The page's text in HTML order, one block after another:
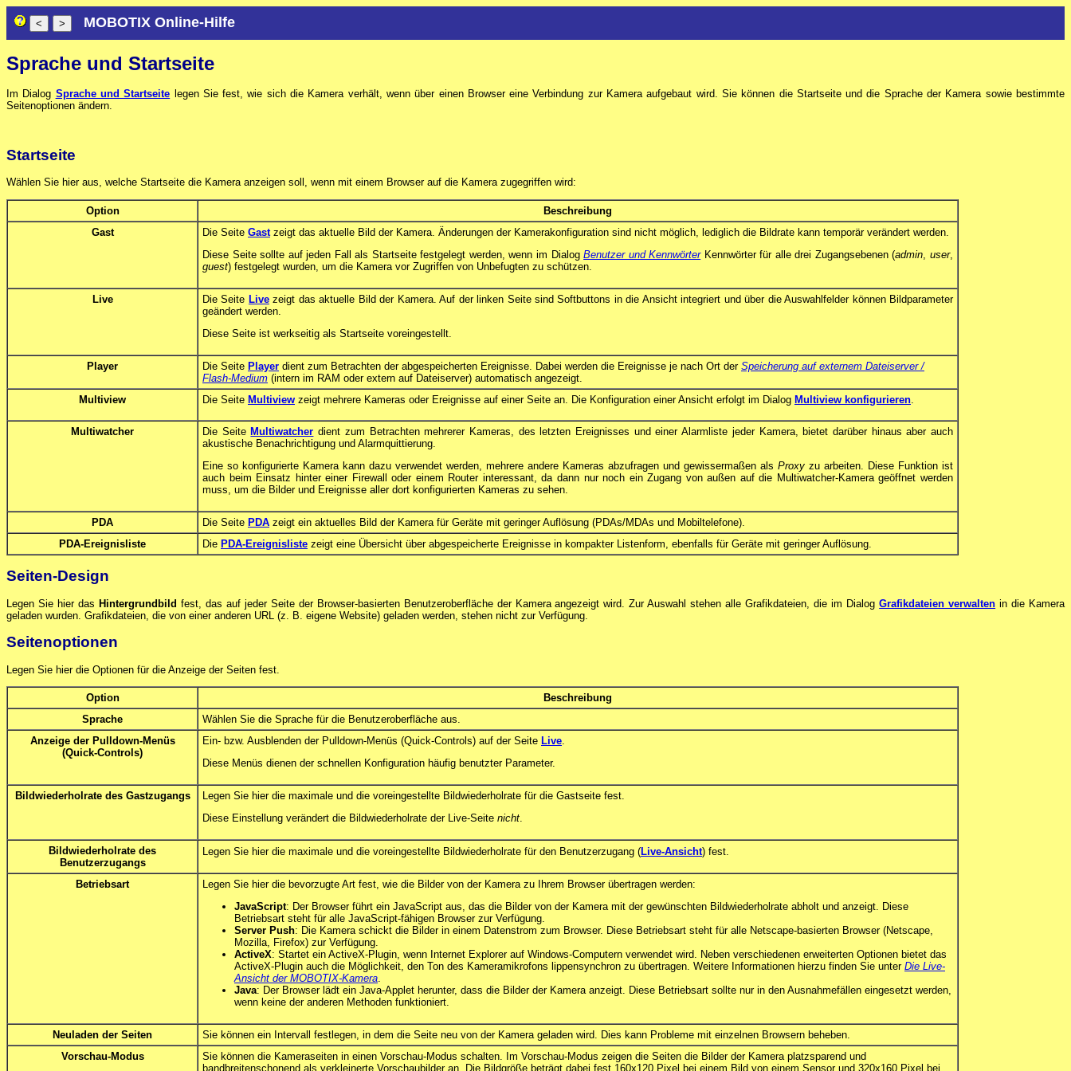
MOBOTIX Online-Hilfe
Sprache und Startseite
Im Dialog Sprache und Startseite legen Sie fest, wie sich die Kamera verhält, wenn über einen Browser eine Verbindung zur Kamera aufgebaut wird. Sie können die Startseite und die Sprache der Kamera sowie bestimmte
Seitenoptionen ändern.
Startseite
Wählen Sie hier aus, welche Startseite die Kamera anzeigen soll, wenn mit einem Browser auf die Kamera zugegriffen wird:
Option
Beschreibung
Gast
Die Seite Gastzeigt das aktuelle Bild der Kamera. Änderungen der Kamerakonfiguration sind nicht möglich, lediglich die Bildrate kann temporär verändert werden.
Diese Seite sollte auf jeden Fall als Startseite festgelegt werden, wenn im DialogBenutzer und KennwörterKennwörter für alle drei Zugangsebenen (admin,user,
guest) festgelegt wurden, um die Kamera vor Zugriffen von Unbefugten zu schützen.
Live Die Seite Livezeigt das aktuelle Bild der Kamera. Auf der linken Seite sind Softbuttons in die Ansicht integriert und über die Auswahlfelder können Bildparameter
geändert werden.
Diese Seite ist werkseitig als Startseite voreingestellt.
Player Die Seite Player dient zum Betrachten der abgespeicherten Ereignisse. Dabei werden die Ereignisse je nach Ort der Speicherung auf externem Dateiserver /
Flash-Medium (intern im RAM oder extern auf Dateiserver) automatisch angezeigt.
Multiview
Die Seite Multiview zeigt mehrere Kameras oder Ereignisse auf einer Seite an. Die Konfiguration einer Ansicht erfolgt im Dialog Multiview konfigurieren
Multiwatcher Die Seite Multiwatcher dient zum Betrachten mehrerer Kameras, des letzten Ereignisses und einer Alarmliste jeder Kamera, bietet darüber hinaus aber auch
akustische Benachrichtigung und Alarmquittierung.
Eine so konfigurierte Kamera kann dazu verwendet werden, mehrere andere Kameras abzufragen und gewissermaßen als Proxy zu arbeiten. Diese Funktion ist
auch beim Einsatz hinter einer Firewall oder einem Router interessant, da dann nur noch ein Zugang von außen auf die Multiwatcher-Kamera geöffnet werden
muss, um die Bilder und Ereignisse aller dort konfigurierten Kameras zu sehen.
PDA Die Seite PDA zeigt ein aktuelles Bild der Kamera für Geräte mit geringer Auflösung (PDAs/MDAs und Mobiltelefone).
PDA-Ereignisliste
Die PDA-Ereignisliste zeigt eine Übersicht über abgespeicherte Ereignisse in kompakter Listenform, ebenfalls für Geräte mit geringer Auflösung.
Seiten-Design
Legen Sie hier das Hintergrundbild fest, das auf jeder Seite der Browser-basierten Benutzeroberfläche der Kamera angezeigt wird. Zur Auswahl stehen alle Grafikdateien, die im DialogGrafikdateien verwalten in die Kamera
geladen wurden. Grafikdateien, die von einer anderen URL (z. B. eigene Website) geladen werden, stehen nicht zur Verfügung.
Seitenoptionen
Legen Sie hier die Optionen für die Anzeige der Seiten fest.
Option
Beschreibung
Sprache
Wählen Sie die Sprache für die Benutzeroberfläche aus.
Anzeige der Pulldown-Menüs
(Quick-Controls)
Ein- bzw. Ausblenden der Pulldown-Menüs (Quick-Controls) auf der Seite Live.
Diese Menüs dienen der schnellen Konfiguration häufig benutzter Parameter.
Bildwiederholrate des Gastzugangs
Legen Sie hier die maximale und die voreingestellte Bildwiederholrate für die Gastseite fest.
Diese Einstellung verändert die Bildwiederholrate der Live-Seite nicht.
Bildwiederholrate des
Benutzerzugangs
Legen Sie hier die maximale und die voreingestellte Bildwiederholrate für den Benutzerzugang (Live-Ansicht) fest.
Betriebsart
Legen Sie hier die bevorzugte Art fest, wie die Bilder von der Kamera zu Ihrem Browser übertragen werden:
JavaScript: Der Browser führt ein JavaScript aus, das die Bilder von der Kamera mit der gewünschten Bildwiederholrate abholt und anzeigt. Diese
Betriebsart steht für alle JavaScript-fähigen Browser zur Verfügung.
Server Push: Die Kamera schickt die Bilder in einem Datenstrom zum Browser. Diese Betriebsart steht für alle Netscape-basierten Browser (Netscape,
Mozilla, Firefox) zur Verfügung.
ActiveX: Startet ein ActiveX-Plugin, wenn Internet Explorer auf Windows-Computern verwendet wird. Neben verschiedenen erweiterten Optionen bietet das
ActiveX-Plugin auch die Möglichkeit, den Ton des Kameramikrofons lippensynchron zu übertragen. Weitere Informationen hierzu finden Sie unter Die Live-
Ansicht der MOBOTIX-Kamera.
Java: Der Browser lädt ein Java-Applet herunter, dass die Bilder der Kamera anzeigt. Diese Betriebsart sollte nur in den Ausnahmefällen eingesetzt werden,
wenn keine der anderen Methoden funktioniert.
Neuladen der Seiten
Sie können ein Intervall festlegen, in dem die Seite neu von der Kamera geladen wird. Dies kann Probleme mit einzelnen Browsern beheben.
Vorschau-Modus
Sie können die Kameraseiten in einen Vorschau-Modus schalten. Im Vorschau-Modus zeigen die Seiten die Bilder der Kamera platzsparend und
bandbreitenschonend als verkleinerte Vorschaubilder an. Die Bildgröße beträgt dabei fest 160x120 Pixel bei einem Bild von einem Sensor und 320x160 Pixel bei